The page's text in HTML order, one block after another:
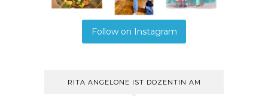
Follow on Instagram
RITA ANGELONE IST DOZENTIN AM